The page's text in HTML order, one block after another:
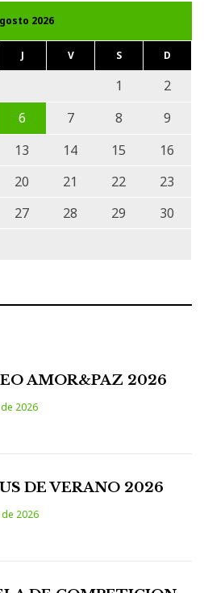
2026
J V S D
1
2
6 7 8
9
13 14 15
16
20 21 22
23
27 28 29
30
AMOR&PAZ 2026
2026
DE VERANO 2026
2026